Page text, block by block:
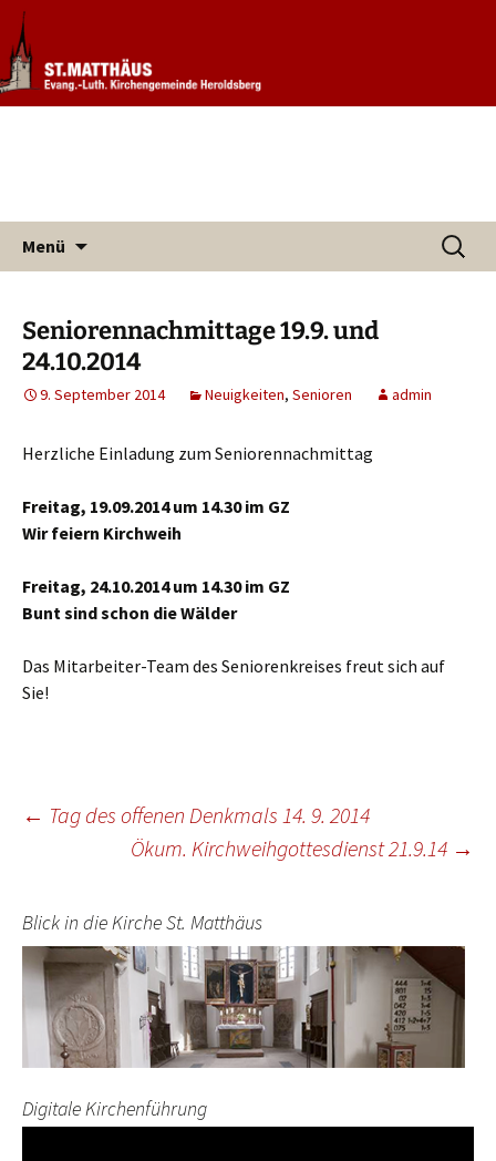
Evang. Kirchengemeinde St.
Matthäus Heroldsberg
Informationen rund um unsere
Kirchengemeinde
Menü
Suchen
nach:
Seniorennachmittage 19.9. und
24.10.2014
9. September 2014 Neuigkeiten, Senioren admin
Herzliche Einladung zum Seniorennachmittag
Freitag, 19.09.2014 um 14.30 im GZ
Wir feiern Kirchweih
Freitag, 24.10.2014 um 14.30 im GZ
Bunt sind schon die Wälder
Das Mitarbeiter-Team des Seniorenkreises freut sich auf
Sie!
Beitragsnavigation
← Tag des offenen Denkmals 14. 9. 2014
Ökum. Kirchweihgottesdienst 21.9.14 →
Blick in die Kirche St. Matthäus
Digitale Kirchenführung